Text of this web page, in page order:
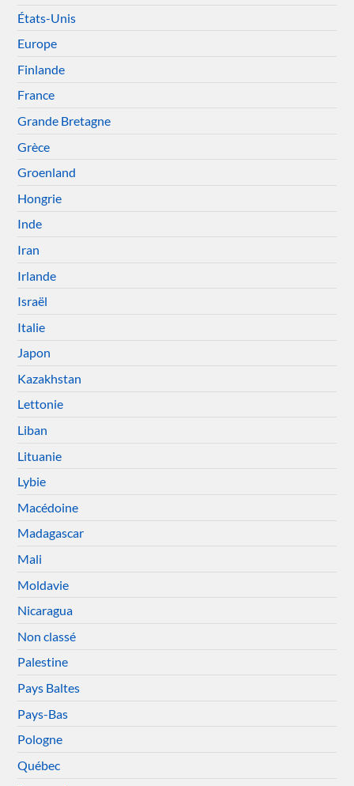
États-Unis
Europe
Finlande
France
Grande Bretagne
Grèce
Groenland
Hongrie
Inde
Iran
Irlande
Israël
Italie
Japon
Kazakhstan
Lettonie
Liban
Lituanie
Lybie
Macédoine
Madagascar
Mali
Moldavie
Nicaragua
Non classé
Palestine
Pays Baltes
Pays-Bas
Pologne
Québec